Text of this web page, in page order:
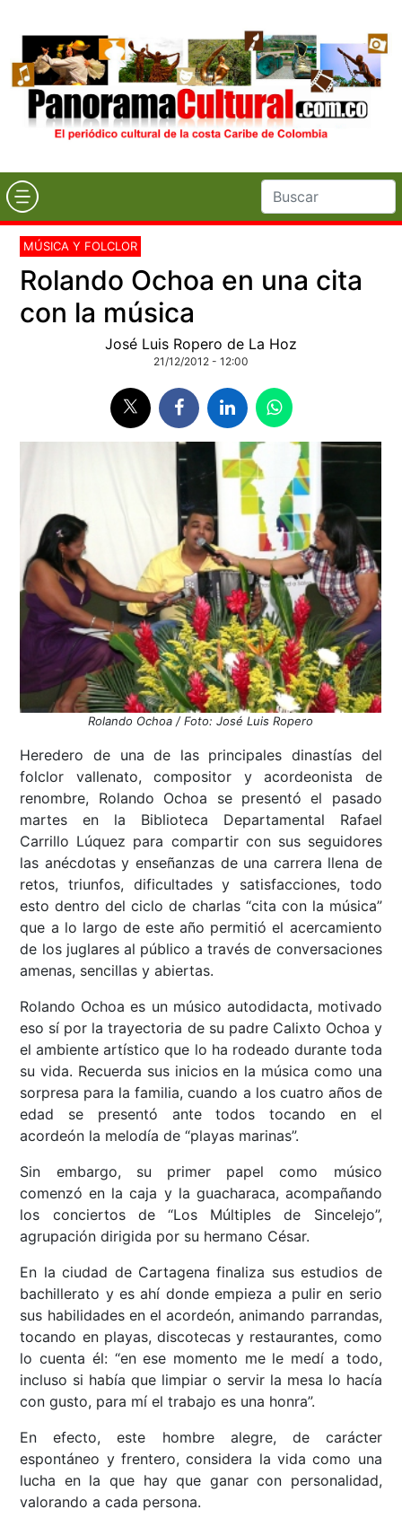
MÚSICA Y FOLCLOR
Rolando Ochoa en una cita
con la música
José Luis Ropero de La Hoz
21/12/2012 - 12:00
Rolando Ochoa / Foto: José Luis Ropero
Heredero de una de las principales dinastías del
folclor vallenato, compositor y acordeonista de
renombre, Rolando Ochoa se presentó el pasado
martes en la Biblioteca Departamental Rafael
Carrillo Lúquez para compartir con sus seguidores
las anécdotas y enseñanzas de una carrera llena de
retos, triunfos, dificultades y satisfacciones, todo
esto dentro del ciclo de charlas “cita con la música”
que a lo largo de este año permitió el acercamiento
de los juglares al público a través de conversaciones
amenas, sencillas y abiertas.
Rolando Ochoa es un músico autodidacta, motivado
eso sí por la trayectoria de su padre Calixto Ochoa y
el ambiente artístico que lo ha rodeado durante toda
su vida. Recuerda sus inicios en la música como una
sorpresa para la familia, cuando a los cuatro años de
edad se presentó ante todos tocando en el
acordeón la melodía de “playas marinas”.
Sin embargo, su primer papel como músico
comenzó en la caja y la guacharaca, acompañando
los conciertos de “Los Múltiples de Sincelejo”,
agrupación dirigida por su hermano César.
En la ciudad de Cartagena finaliza sus estudios de
bachillerato y es ahí donde empieza a pulir en serio
sus habilidades en el acordeón, animando parrandas,
tocando en playas, discotecas y restaurantes, como
lo cuenta él: “en ese momento me le medí a todo,
incluso si había que limpiar o servir la mesa lo hacía
con gusto, para mí el trabajo es una honra”.
En efecto, este hombre alegre, de carácter
espontáneo y frentero, considera la vida como una
lucha en la que hay que ganar con personalidad,
valorando a cada persona.